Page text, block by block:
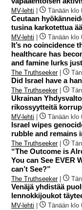
MV-lehti Tänään klo
Ceutaan
tusina karkotettua
MV-lehti Tänään klo
It’s no coincidence
healthcare has
and famine lurks
The Truthseeker|
Did Israel have a
The Truthseeker|
Ukrainan
rikossyytteitä
MV-lehti Tänään klo
Israel wipes
rubble and remains
The Truthseeker|
“The Outcome is
You can See EVER
can’t See?”
The Truthseeker|
Venäjä yhdistää
lennokkijoukot
MV-lehti Tänään klo